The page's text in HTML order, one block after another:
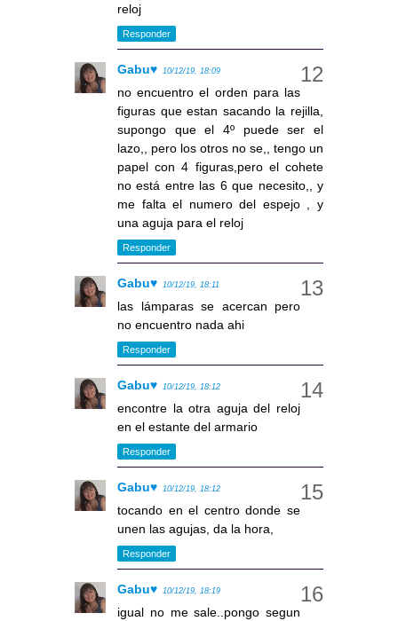
reloj
Responder
Gabu♥ 10/12/19, 18:09
no encuentro el orden para las
figuras que estan sacando la rejilla,
supongo que el 4º puede ser el
lazo,, pero los otros no se,, tengo un
papel con 4 figuras,pero el cohete
no está entre las 6 que necesito,, y
me falta el numero del espejo , y
una aguja para el reloj
Responder
Gabu♥ 10/12/19, 18:11
las lámparas se acercan pero
no encuentro nada ahi
Responder
Gabu♥ 10/12/19, 18:12
encontre la otra aguja del reloj
en el estante del armario
Responder
Gabu♥ 10/12/19, 18:12
tocando en el centro donde se
unen las agujas, da la hora,
Responder
Gabu♥ 10/12/19, 18:19
igual no me sale..pongo segun